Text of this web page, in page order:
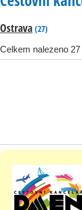
Ostrava (27)
Celkem nalezeno